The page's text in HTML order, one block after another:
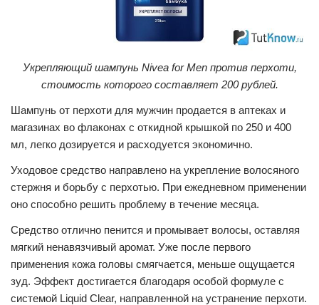
Укрепляющий шампунь Nivea for Men против перхоти,
стоимость которого составляет 200 рублей.
Шампунь от перхоти для мужчин продается в аптеках и
магазинах во флаконах с откидной крышкой по 250 и 400
мл, легко дозируется и расходуется экономично.
Уходовое средство направлено на укрепление волосяного
стержня и борьбу с перхотью. При ежедневном применении
оно способно решить проблему в течение месяца.
Средство отлично пенится и промывает волосы, оставляя
мягкий ненавязчивый аромат. Уже после первого
применения кожа головы смягчается, меньше ощущается
зуд. Эффект достигается благодаря особой формуле с
системой Liquid Clear, направленной на устранение перхоти.